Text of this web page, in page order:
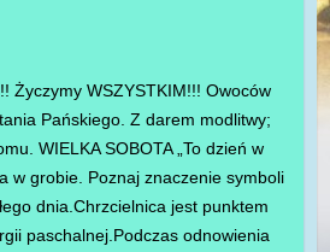
Życzymy WSZYSTKIM!!! Owoców
Pańskiego. Z darem modlitwy;
WIELKA SOBOTA „To dzień w
w grobie. Poznaj znaczenie symboli
dnia.Chrzcielnica jest punktem
paschalnej.Podczas odnowienia